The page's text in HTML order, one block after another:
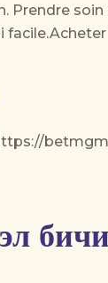
Prendre
facile.